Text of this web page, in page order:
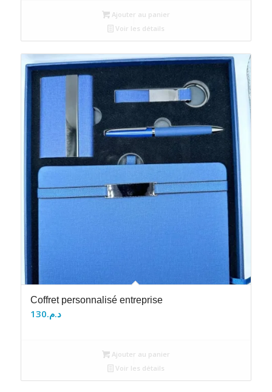
Ajouter au panier
Voir les détails
Coffret personnalisé entreprise
د.م.130
Ajouter au panier
Voir les détails